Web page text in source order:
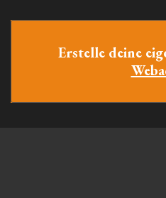
Erstelle deine